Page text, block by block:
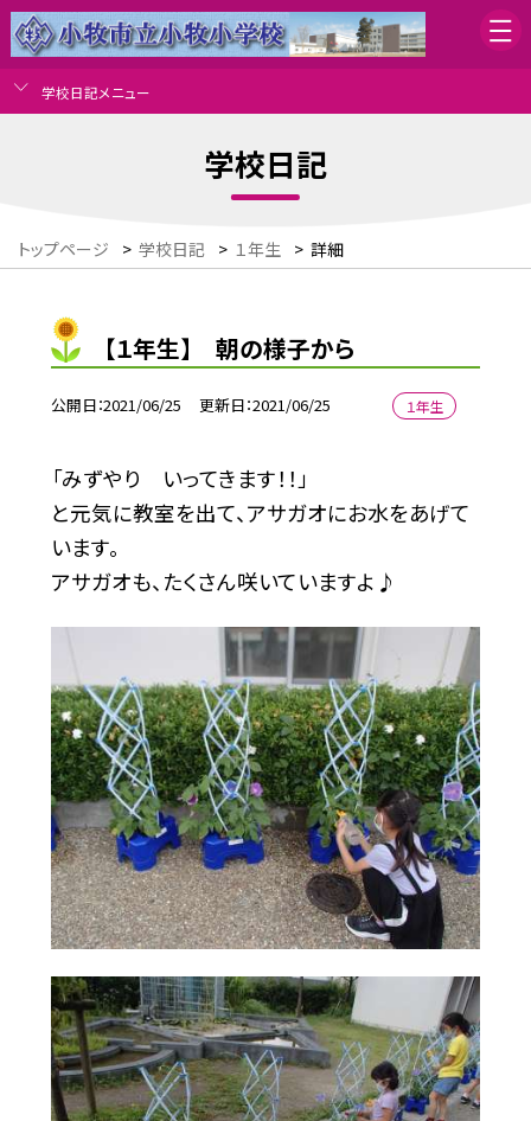
学校日記メニュー
学校日記
トップページ > 学校日記 > １年生 > 詳細
【１年生】 朝の様子から
公開日 2021/06/25 更新日 2021/06/25 １年生
「みずやり いってきます！！」
と元気に教室を出て、アサガオにお水をあげて
います。
アサガオも、たくさん咲いていますよ♪